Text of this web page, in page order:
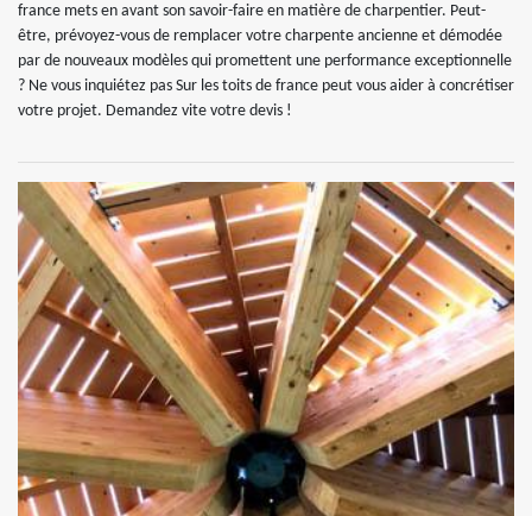
france mets en avant son savoir-faire en matière de charpentier. Peut-
être, prévoyez-vous de remplacer votre charpente ancienne et démodée
par de nouveaux modèles qui promettent une performance exceptionnelle
? Ne vous inquiétez pas Sur les toits de france peut vous aider à concrétiser
votre projet. Demandez vite votre devis !